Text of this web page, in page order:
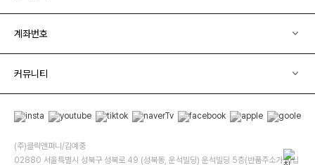
계좌번호
커뮤니티
(주)클릭앤퍼니/김예중
02880 서울특별시 성북구 성북로 49 (성북동, 운석빌딩) 운석빌딩 5층(반품주소가 아닙